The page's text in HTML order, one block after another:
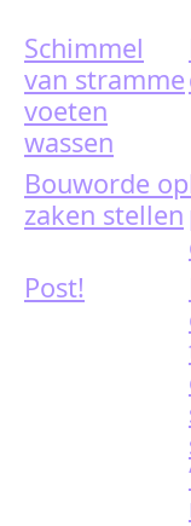
Schimmel
van stramme
voeten
wassen
Bouworde op
zaken stellen
Post!